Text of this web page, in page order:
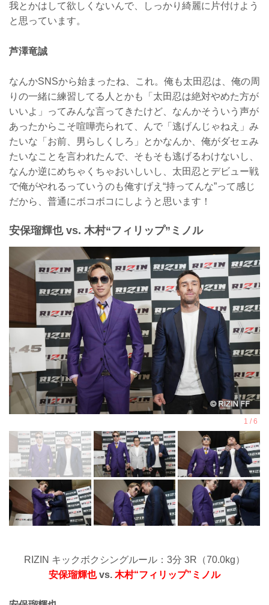
我とかはして欲しくないんで、しっかり綺麗に片付けよう
と思っています。
芦澤竜誠
なんかSNSから始まったね、これ。俺も太田忍は、俺の周
りの一緒に練習してる人とかも「太田忍は絶対やめた方が
いいよ」ってみんな言ってきたけど、なんかそういう声が
あったからこそ喧嘩売られて、んで「逃げんじゃねえ」み
たいな「お前、男らしくしろ」とかなんか、俺がダセェみ
たいなことを言われたんで、そもそも逃げるわけないし、
なんか逆にめちゃくちゃおいしいし、太田忍とデビュー戦
で俺がやれるっていうのも俺すげえ“持ってんな”って感じ
だから、普通にボコボコにしようと思います！
安保瑠輝也 vs. 木村“フィリップ”ミノル
RIZIN キックボクシングルール：3分 3R（70.0kg）
安保瑠輝也vs. 木村“フィリップ”ミノル